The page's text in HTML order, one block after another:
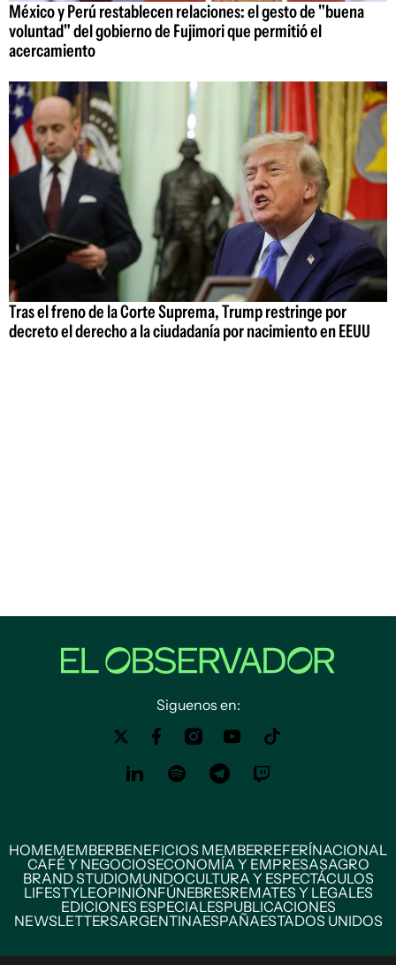
México y Perú restablecen relaciones: el gesto de "buena
voluntad" del gobierno de Fujimori que permitió el
acercamiento
Tras el freno de la Corte Suprema, Trump restringe por
decreto el derecho a la ciudadanía por nacimiento en EEUU
Siguenos en:
HOMEMEMBERBENEFICIOS MEMBERREFERÍNACIONAL
CAFÉ Y NEGOCIOSECONOMÍA Y EMPRESASAGRO
BRAND STUDIOMUNDOCULTURA Y ESPECTÁCULOS
LIFESTYLEOPINIÓNFÚNEBRESREMATES Y LEGALES
EDICIONES ESPECIALESPUBLICACIONES
NEWSLETTERSARGENTINAESPAÑAESTADOS UNIDOS